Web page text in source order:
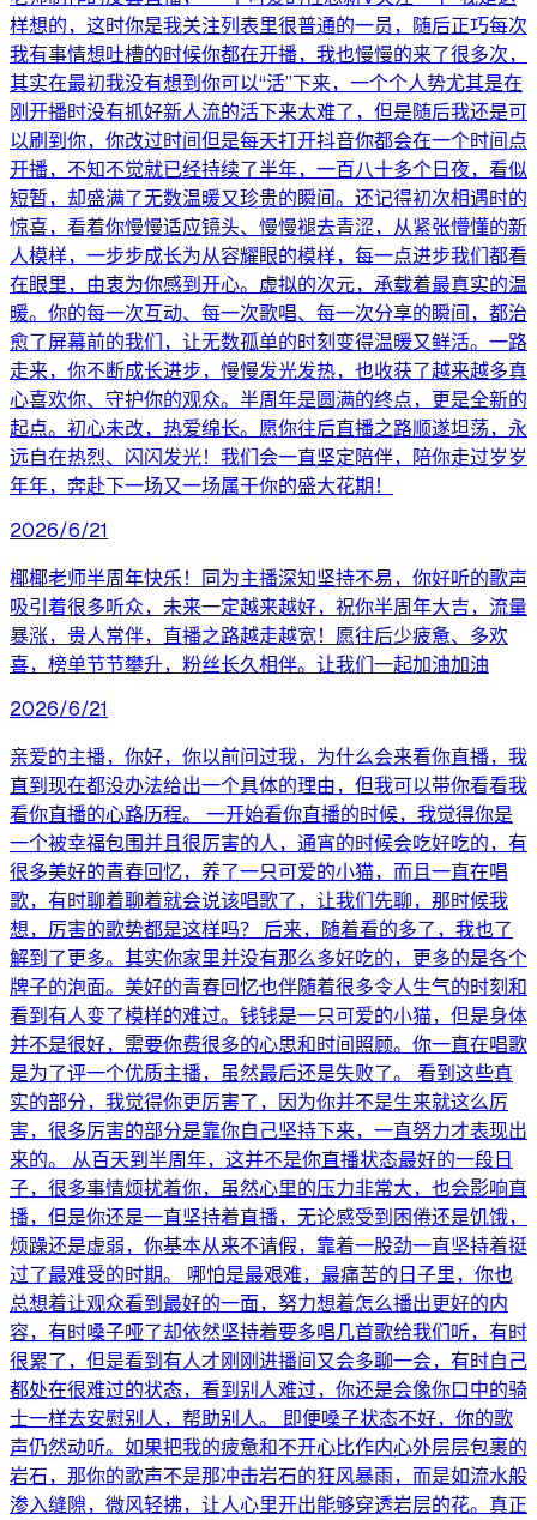
样想的，这时你是我关注列表里很普通的一员，随后正巧每次
我有事情想吐槽的时候你都在开播，我也慢慢的来了很多次，
其实在最初我没有想到你可以“活”下来，一个个人势尤其是在
刚开播时没有抓好新人流的活下来太难了，但是随后我还是可
以刷到你，你改过时间但是每天打开抖音你都会在一个时间点
开播，不知不觉就已经持续了半年，一百八十多个日夜，看似
短暂，却盛满了无数温暖又珍贵的瞬间。还记得初次相遇时的
惊喜，看着你慢慢适应镜头、慢慢褪去青涩，从紧张懵懂的新
人模样，一步步成长为从容耀眼的模样，每一点进步我们都看
在眼里，由衷为你感到开心。虚拟的次元，承载着最真实的温
暖。你的每一次互动、每一次歌唱、每一次分享的瞬间，都治
愈了屏幕前的我们，让无数孤单的时刻变得温暖又鲜活。一路
走来，你不断成长进步，慢慢发光发热，也收获了越来越多真
心喜欢你、守护你的观众。半周年是圆满的终点，更是全新的
起点。初心未改，热爱绵长。愿你往后直播之路顺遂坦荡，永
远自在热烈、闪闪发光！我们会一直坚定陪伴，陪你走过岁岁
年年，奔赴下一场又一场属于你的盛大花期！
2026/6/21
椰椰老师半周年快乐！同为主播深知坚持不易，你好听的歌声
吸引着很多听众，未来一定越来越好，祝你半周年大吉，流量
暴涨，贵人常伴，直播之路越走越宽！愿往后少疲惫、多欢
喜，榜单节节攀升，粉丝长久相伴。让我们一起加油加油
2026/6/21
亲爱的主播，你好，你以前问过我，为什么会来看你直播，我
直到现在都没办法给出一个具体的理由，但我可以带你看看我
看你直播的心路历程。 一开始看你直播的时候，我觉得你是
一个被幸福包围并且很厉害的人，通宵的时候会吃好吃的，有
很多美好的青春回忆，养了一只可爱的小猫，而且一直在唱
歌，有时聊着聊着就会说该唱歌了，让我们先聊，那时候我
想，厉害的歌势都是这样吗？ 后来，随着看的多了，我也了
解到了更多。其实你家里并没有那么多好吃的，更多的是各个
牌子的泡面。美好的青春回忆也伴随着很多令人生气的时刻和
看到有人变了模样的难过。钱钱是一只可爱的小猫，但是身体
并不是很好，需要你费很多的心思和时间照顾。你一直在唱歌
是为了评一个优质主播，虽然最后还是失败了。 看到这些真
实的部分，我觉得你更厉害了，因为你并不是生来就这么厉
害，很多厉害的部分是靠你自己坚持下来，一直努力才表现出
来的。 从百天到半周年，这并不是你直播状态最好的一段日
子，很多事情烦扰着你，虽然心里的压力非常大，也会影响直
播，但是你还是一直坚持着直播，无论感受到困倦还是饥饿，
烦躁还是虚弱，你基本从来不请假，靠着一股劲一直坚持着挺
过了最难受的时期。 哪怕是最艰难，最痛苦的日子里，你也
总想着让观众看到最好的一面，努力想着怎么播出更好的内
容，有时嗓子哑了却依然坚持着要多唱几首歌给我们听，有时
很累了，但是看到有人才刚刚进播间又会多聊一会，有时自己
都处在很难过的状态，看到别人难过，你还是会像你口中的骑
士一样去安慰别人，帮助别人。 即便嗓子状态不好，你的歌
声仍然动听。如果把我的疲惫和不开心比作内心外层层包裹的
岩石，那你的歌声不是那冲击岩石的狂风暴雨，而是如流水般
渗入缝隙，微风轻拂，让人心里开出能够穿透岩层的花。真正